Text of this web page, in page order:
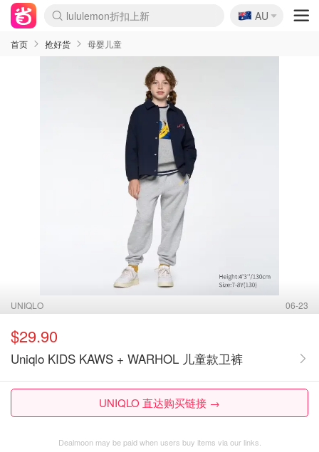
lululemon折扣上新
Sasa美妆护肤3.5折
SSENSE年中2.5折
FreshBeauty好价汇总
Cettire降价+叠9折
WWS Coles超市实拍
viagogo二手票捡漏
Myer折扣汇总
The Outnet奢牌1折起
David Jones 3折起
Flannels大牌1折
Perfumes Club护肤1折
AMIRO面罩$251
Amazon折扣汇总
eToro入金$200送$50
Amazon数码好物
ICONIC本周7.5折
ThedoubleF高奢地板价
Moose Knuckles 6折
EUFY摄像头$98
Selenichast首饰2折
Trip机票酒店促销
YSL送5件彩妆礼
Amazon家居好物
Amazon美妆护肤
雅漾大喷$8
过敏原检测盒$33
科颜氏高保湿面霜$29
SEALIFE海洋馆门票6折
丝塔芙大白罐$16
订阅Newsletter送香薰
Cult Beauty 6.8折
Harrods圣诞日历$525
LN-CC奢牌私促3折
d'Alba空姐喷雾$16
EVE LOM套装£56
Bernardelli独家4折
Adore Beauty 6折起
CT圣诞日历
Mytheresa奢品2.7折
Luxury Escapes 9折
Currentbody美容仪$881
MOON Garden Live
Roborock扫地机$649
Tingo Life水杯$24
Valentino官网5折
CR洗护套装$23
修丽可4件套$159
GANNI官网4.5折
Stylevana韩妆4折
Tessabit高奢8.5折
OGX洗发水$11
Amazon阿德莱德次日达
卡诗8.5折+赠礼
Philips Hue灯具8折
La Mer送8件礼值$529
🇦🇺
AU
首页 抢好货 母婴儿童
UNIQLO 06-23
$29.90
Uniqlo KIDS KAWS + WARHOL 儿童款卫裤
UNIQLO 直达购买链接 →
Dealmoon may be paid when users buy items via our links.